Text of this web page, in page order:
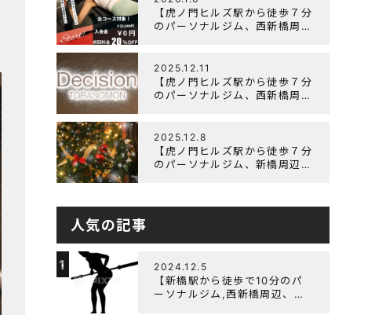
した
【虎ノ門ヒルズ駅から徒歩７分
のパーソナルジム、西新橋周
ャンペーン実施します！
2025.12.11
【虎ノ門ヒルズ駅から徒歩７分
のパーソナルジム、西新橋周
について
2025.12.8
【虎ノ門ヒルズ駅から徒歩７分
のパーソナルジム、新橋周辺、
ーン実施中です！
人気の記事
1 2024.12.5
【新橋駅から徒歩で10分のパ
ーソナルジム,西新橋周辺、虎